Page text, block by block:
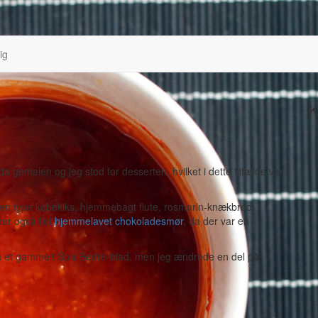
gemalen og jeg stod for desserten, hvilket i dette tilfælde var
type købekiks, hjemmebagt flute, rosmarin-knækbrød,
også lidthjemmelavet chokoladesmør, da der var en i
gammelt Spis Bedre-blad, men jeg ændrede en del på